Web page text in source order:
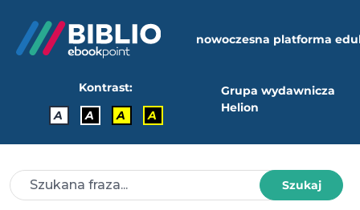
nowoczesna platforma
Kontrast:
A
A A A
Grupa wydawnicza
Helion
Szukaj